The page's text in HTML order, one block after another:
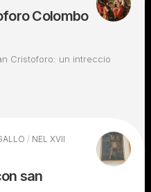
Colombo
Cristoforo: un intreccio
/ NEL XVII
san